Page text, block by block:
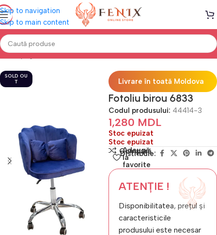
Skip to navigation
Skip to main content
Prima pagină Mobilă BIROU Fotolii birou
SOLD OU
T
Livrare în toată Moldova
Fotoliu birou 6833
Codul produsului: 44414-3
1,280 MDL
Stoc epuizat
Stoc epuizat
Compară
Adaugă
la
favorite
Distribuie:
ATENȚIE !
Disponibilitatea, prețul și
caracteristicile
produsului este necesar